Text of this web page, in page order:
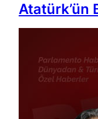
Atatürk’ün